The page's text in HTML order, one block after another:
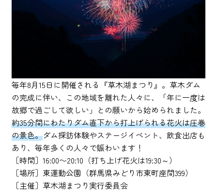
毎年8月15日に開催される『草木湖まつり』。草木ダム
の完成に伴い、この地域を離れた人々に、「年に一度は
故郷で過ごして欲しい」との願いから始められました。
約35分間にわたりダム直下から打上げられる花火は圧巻
の景色。ダム探訪体験やステージイベント、飲食出店も
あり、毎年多くの人々で賑わいます！
［時間］16:00〜20:10（打ち上げ花火は19:30～）
［場所］東運動公園（群馬県みどり市東町座間399）
［主催］草木湖まつり実行委員会